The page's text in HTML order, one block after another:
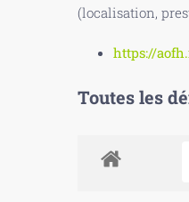
(localisation,
https://
Toutes les